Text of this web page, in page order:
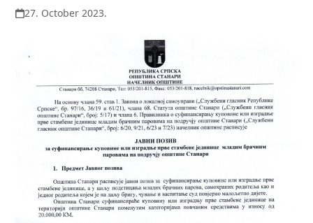
27. October 2023.